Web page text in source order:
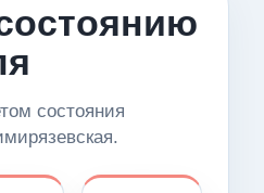
состояния